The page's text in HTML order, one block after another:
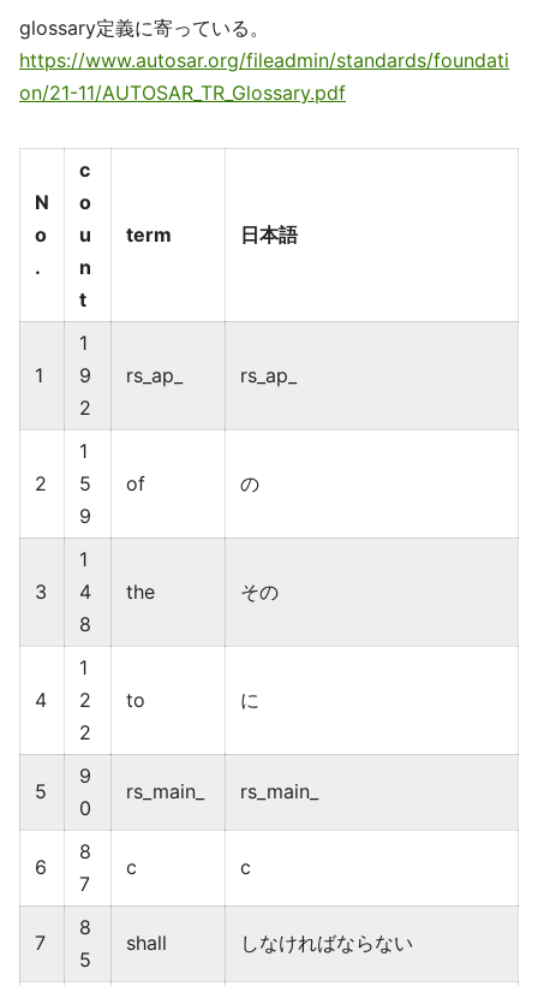
glossary定義に寄っている。
https://www.autosar.org/fileadmin/standards/foundati
on/21-11/AUTOSAR_TR_Glossary.pdf
N
o
.
c
o
u
n
t
term 日本語
1
1
9
2
rs_ap_ rs_ap_
2
1
5
9
of の
3
1
4
8
the その
4
1
2
2
to に
5
9
0
rs_main_ rs_main_
6
8
7
c c
7
8
5
shall しなければならない